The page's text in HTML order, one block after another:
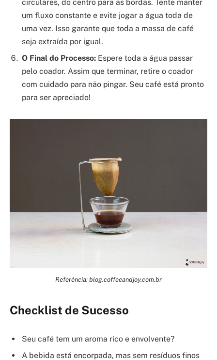
circulares, do centro para as bordas. Tente manter
um fluxo constante e evite jogar a água toda de
uma vez. Isso garante que toda a massa de café
seja extraída por igual.
O Final do Processo: Espere toda a água passar
pelo coador. Assim que terminar, retire o coador
com cuidado para não pingar. Seu café está pronto
para ser apreciado!
Referência: blog.coffeeandjoy.com.br
Checklist de Sucesso
Seu café tem um aroma rico e envolvente?
A bebida está encorpada, mas sem resíduos finos